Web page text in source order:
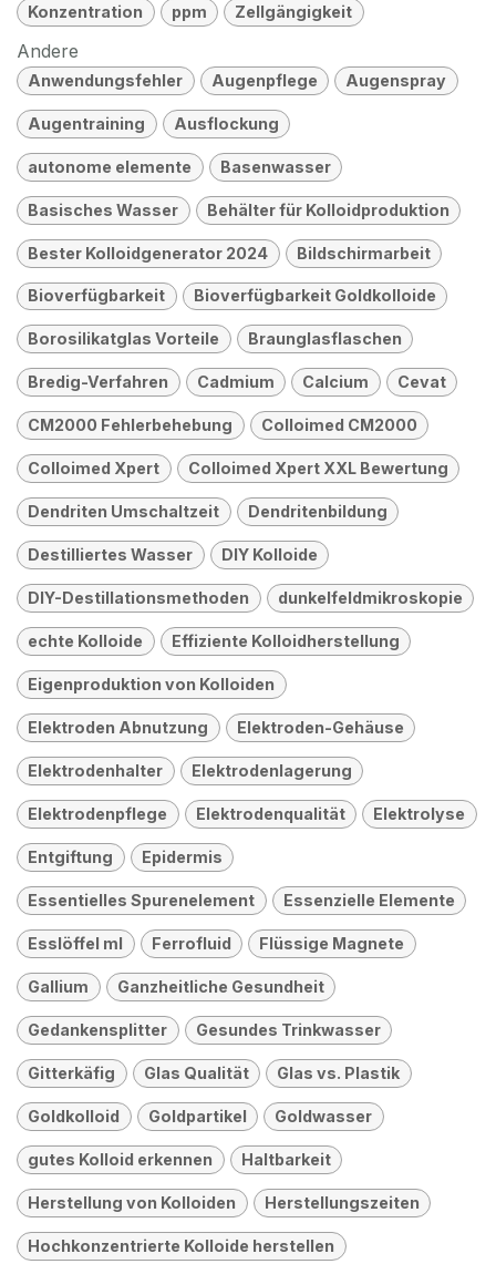
Konzentration ppm Zellgängigkeit
Andere
Anwendungsfehler Augenpflege Augenspray
Augentraining Ausflockung
autonome elemente Basenwasser
Basisches Wasser Behälter für Kolloidproduktion
Bester Kolloidgenerator 2024 Bildschirmarbeit
Bioverfügbarkeit Bioverfügbarkeit Goldkolloide
Borosilikatglas Vorteile Braunglasflaschen
Bredig-Verfahren Cadmium Calcium Cevat
CM2000 Fehlerbehebung Colloimed CM2000
Colloimed Xpert Colloimed Xpert XXL Bewertung
Dendriten Umschaltzeit Dendritenbildung
Destilliertes Wasser DIY Kolloide
DIY-Destillationsmethoden dunkelfeldmikroskopie
echte Kolloide Effiziente Kolloidherstellung
Eigenproduktion von Kolloiden
Elektroden Abnutzung Elektroden-Gehäuse
Elektrodenhalter Elektrodenlagerung
Elektrodenpflege Elektrodenqualität Elektrolyse
Entgiftung Epidermis
Essentielles Spurenelement Essenzielle Elemente
Esslöffel ml Ferrofluid Flüssige Magnete
Gallium Ganzheitliche Gesundheit
Gedankensplitter Gesundes Trinkwasser
Gitterkäfig Glas Qualität Glas vs. Plastik
Goldkolloid Goldpartikel Goldwasser
gutes Kolloid erkennen Haltbarkeit
Herstellung von Kolloiden Herstellungszeiten
Hochkonzentrierte Kolloide herstellen